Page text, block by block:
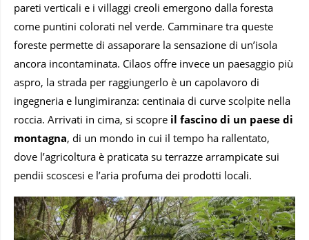
pareti verticali e i villaggi creoli emergono dalla foresta
come puntini colorati nel verde. Camminare tra queste
foreste permette di assaporare la sensazione di un’isola
ancora incontaminata. Cilaos offre invece un paesaggio più
aspro, la strada per raggiungerlo è un capolavoro di
ingegneria e lungimiranza: centinaia di curve scolpite nella
roccia. Arrivati in cima, si scopre il fascino di un paese di
montagna, di un mondo in cui il tempo ha rallentato,
dove l’agricoltura è praticata su terrazze arrampicate sui
pendii scoscesi e l’aria profuma dei prodotti locali.